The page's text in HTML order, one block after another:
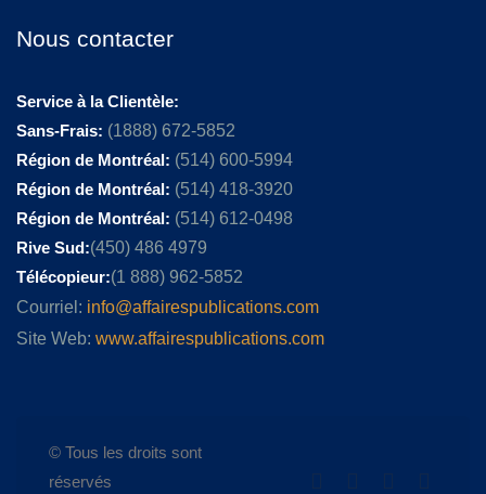
Nous contacter
Service à la Clientèle:
Sans-Frais: (1888) 672-5852
Région de Montréal: (514) 600-5994
Région de Montréal: (514) 418-3920
Région de Montréal: (514) 612-0498
Rive Sud:(450) 486 4979
Télécopieur:(1 888) 962-5852
Courriel: info@affairespublications.com
Site Web: www.affairespublications.com
© Tous les droits sont
réservés